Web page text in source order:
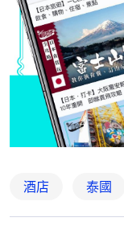
酒店 泰國